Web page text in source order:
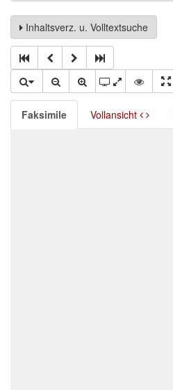
Inhaltsverz. u. Volltextsuche
Faksimile Vollansicht